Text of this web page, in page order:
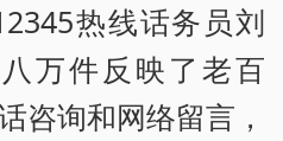
热线话务员刘
万件反映了老百
咨询和网络留言，